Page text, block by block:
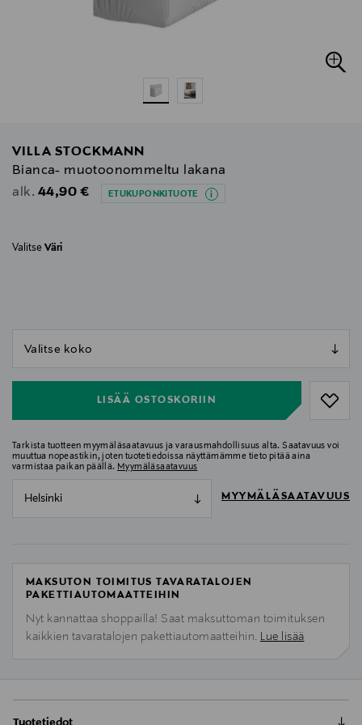
VILLA STOCKMANN
Bianca- muotoonommeltu lakana
alk. Original Price
44,90 € ETUKUPONKITUOTE
Valitse Väri
LISÄÄ OSTOSKORIIN
Tarkista tuotteen myymäläsaatavuus ja varausmahdollisuus alta. Saatavuus voi
muuttua nopeastikin, joten tuotetiedoissa näyttämämme tieto pitää aina
varmistaa paikan päällä. Myymäläsaatavuus
Helsinki MYYMÄLÄSAATAVUUS
MAKSUTON TOIMITUS TAVARATALOJEN
PAKETTIAUTOMAATTEIHIN
Nyt kannattaa shoppailla! Saat maksuttoman toimituksen
kaikkien tavaratalojen pakettiautomaatteihin. Lue lisää